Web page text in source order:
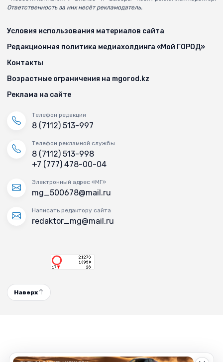
Ответственность за них несёт рекламодатель.
Условия использования материалов сайта
Редакционная политика медиахолдинга «Мой ГОРОД»
Контакты
Возрастные ограничения на mgorod.kz
Реклама на сайте
Телефон редакции
8 (7112) 513-997
Телефон рекламной службы
8 (7112) 513-998
+7 (777) 478-00-04
Электронный адрес «МГ»
mg_500678@mail.ru
Написать редактору сайта
redaktor_mg@mail.ru
Наверх